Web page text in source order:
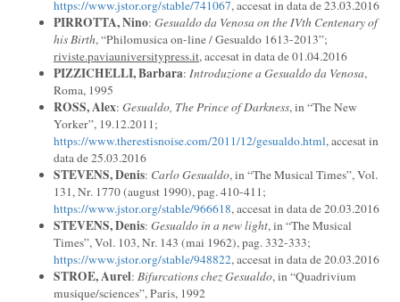
https://www.jstor.org/stable/741067, accesat in data de 23.03.2016
PIRROTTA, Nino: Gesualdo da Venosa on the IVth Centenary of
his Birth, “Philomusica on-line / Gesualdo 1613-2013”;
riviste.paviauniversitypress.it, accesat in data de 01.04.2016
PIZZICHELLI, Barbara: Introduzione a Gesualdo da Venosa,
Roma, 1995
ROSS, Alex: Gesualdo, The Prince of Darkness, in “The New
Yorker”, 19.12.2011;
https://www.therestisnoise.com/2011/12/gesualdo.html, accesat in
data de 25.03.2016
STEVENS, Denis: Carlo Gesualdo, in “The Musical Times”, Vol.
131, Nr. 1770 (august 1990), pag. 410-411;
https://www.jstor.org/stable/966618, accesat in data de 20.03.2016
STEVENS, Denis: Gesualdo in a new light, in “The Musical
Times”, Vol. 103, Nr. 143 (mai 1962), pag. 332-333;
https://www.jstor.org/stable/948822, accesat in data de 20.03.2016
STROE, Aurel: Bifurcations chez Gesualdo, in “Quadrivium
musique/sciences”, Paris, 1992